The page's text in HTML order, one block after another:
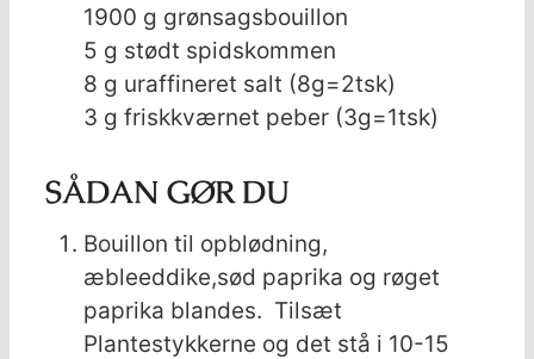
1900 g grønsagsbouillon
5 g stødt spidskommen
8 g uraffineret salt (8g=2tsk)
3 g friskkværnet peber (3g=1tsk)
SÅDAN GØR DU
Bouillon til opblødning,
æbleeddike,sød paprika og røget
paprika blandes. Tilsæt
Plantestykkerne og det stå i 10-15